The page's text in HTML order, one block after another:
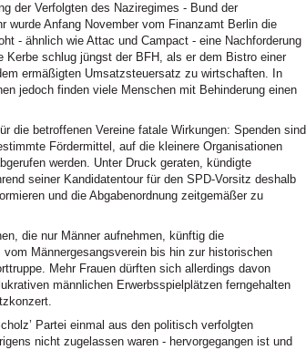
der Verfolgten des Naziregimes - Bund der
wurde Anfang November vom Finanzamt Berlin die
- ähnlich wie Attac und Campact - eine Nachforderung
Kerbe schlug jüngst der BFH, als er dem Bistro einer
ermäßigten Umsatzsteuersatz zu wirtschaften. In
jedoch finden viele Menschen mit Behinderung einen
die betroffenen Vereine fatale Wirkungen: Spenden sind
Fördermittel, auf die kleinere Organisationen
werden. Unter Druck geraten, kündigte
seiner Kandidatentour für den SPD-Vorsitz deshalb
und die Abgabenordnung zeitgemäßer zu
die nur Männer aufnehmen, künftig die
Männergesangsverein bis hin zur historischen
Mehr Frauen dürften sich allerdings davon
männlichen Erwerbsspielplätzen ferngehalten
Partei einmal aus den politisch verfolgten
nicht zugelassen waren - hervorgegangen ist und